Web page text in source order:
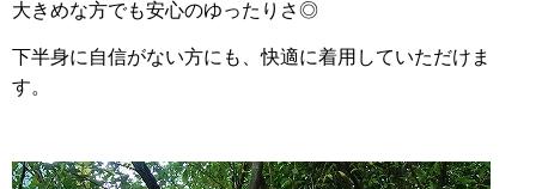
大きめな方でも安心のゆったりさ◎
下半身に自信がない方にも、快適に着用していただけま
す。